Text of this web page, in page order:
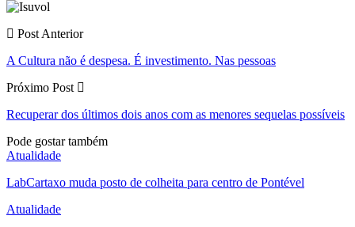
Post Anterior
A Cultura não é despesa. É investimento. Nas pessoas
Próximo Post
Recuperar dos últimos dois anos com as menores sequelas possíveis
Pode gostar também
Atualidade
LabCartaxo muda posto de colheita para centro de Pontével
Atualidade